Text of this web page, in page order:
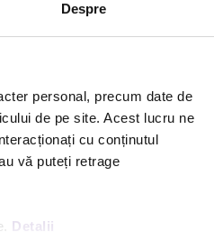
Despre
personal, precum date de
de pe site. Acest lucru ne
cu conținutul
vă puteți retrage
Detalii
Facebook
X WhatsApp